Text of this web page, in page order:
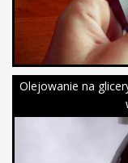
Olejowanie na